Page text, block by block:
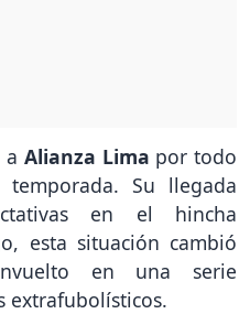
a Alianza Lima por todo
Su llegada
en el hincha
esta situación cambió
en una serie
extrafubolísticos.